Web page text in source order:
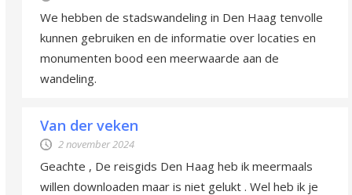
We hebben de stadswandeling in Den Haag tenvolle
kunnen gebruiken en de informatie over locaties en
monumenten bood een meerwaarde aan de
wandeling.
Van der veken
2 november 2024
Geachte , De reisgids Den Haag heb ik meermaals
willen downloaden maar is niet gelukt . Wel heb ik je